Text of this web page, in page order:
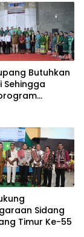
Butuhkan
Sehingga
Sidang
Timur Ke-55